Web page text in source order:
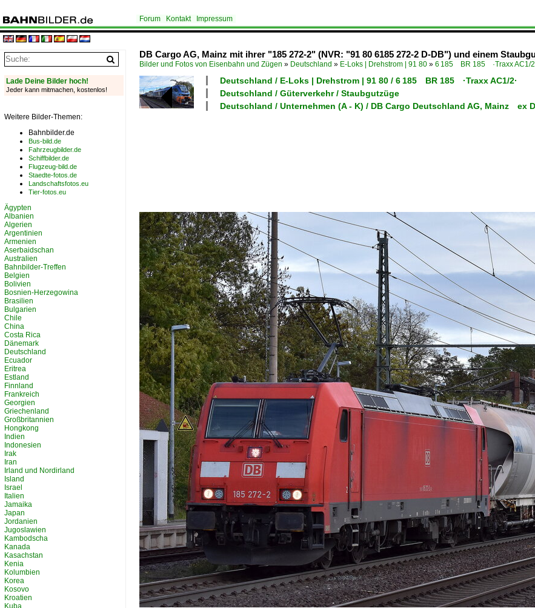
Forum Kontakt Impressum
DB Cargo AG, Mainz mit ihrer "185 272-2" (NVR: "91 80 6185 272-2 D-DB") und einem
Bilder und Fotos von Eisenbahn und Zügen » Deutschland » E-Loks | Drehstrom | 91 80 » 6 185 BR 185 ·Traxx AC1/
Deutschland / E-Loks | Drehstrom | 91 80 / 6 185 BR 185 ·Traxx AC1/2·
Deutschland / Güterverkehr / Staubgutzüge
Deutschland / Unternehmen (A - K) / DB Cargo Deutschland AG, Mainz ex
Lade Deine Bilder hoch!
Jeder kann mitmachen, kostenlos!
Weitere Bilder-Themen:
Bahnbilder.de
Bus-bild.de
Fahrzeugbilder.de
Schiffbilder.de
Flugzeug-bild.de
Staedte-fotos.de
Landschaftsfotos.eu
Tier-fotos.eu
Ägypten
Albanien
Algerien
Argentinien
Armenien
Aserbaidschan
Australien
Bahnbilder-Treffen
Belgien
Bolivien
Bosnien-Herzegowina
Brasilien
Bulgarien
Chile
China
Costa Rica
Dänemark
Deutschland
Ecuador
Eritrea
Estland
Finnland
Frankreich
Georgien
Griechenland
Großbritannien
Hongkong
Indien
Indonesien
Irak
Iran
Irland und Nordirland
Island
Israel
Italien
Jamaika
Japan
Jordanien
Jugoslawien
Kambodscha
Kanada
Kasachstan
Kenia
Kolumbien
Korea
Kosovo
Kroatien
Kuba